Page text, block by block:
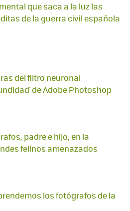
que saca a la luz las
de la guerra civil española
del filtro neuronal
de Adobe Photoshop
padre e hijo, en la
felinos amenazados
los fotógrafos de la